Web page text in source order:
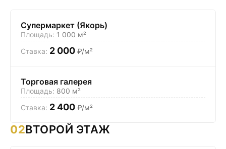
Супермаркет (Якорь)
1 000 м²
2 000 ₽/м²
Торговая галерея
800 м²
2 400 ₽/м²
02ВТОРОЙ ЭТАЖ